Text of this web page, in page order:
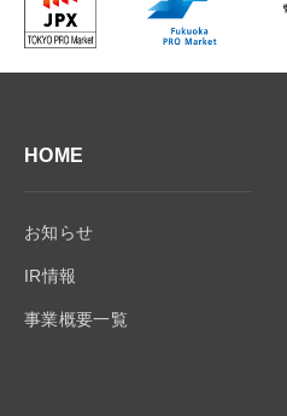
HOME
お知らせ
IR情報
事業概要一覧